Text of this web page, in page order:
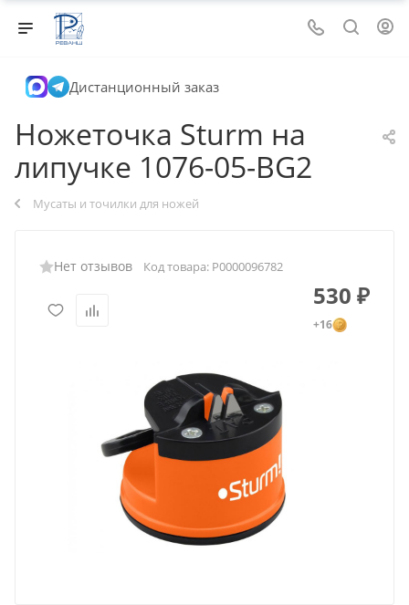
Дистанционный заказ
Ножеточка Sturm на
липучке 1076-05-BG2
Мусаты и точилки для ножей
Нет отзывов Код товара: Р0000096782
530 ₽
+16